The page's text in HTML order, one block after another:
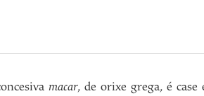
macar, de orixe grega, é